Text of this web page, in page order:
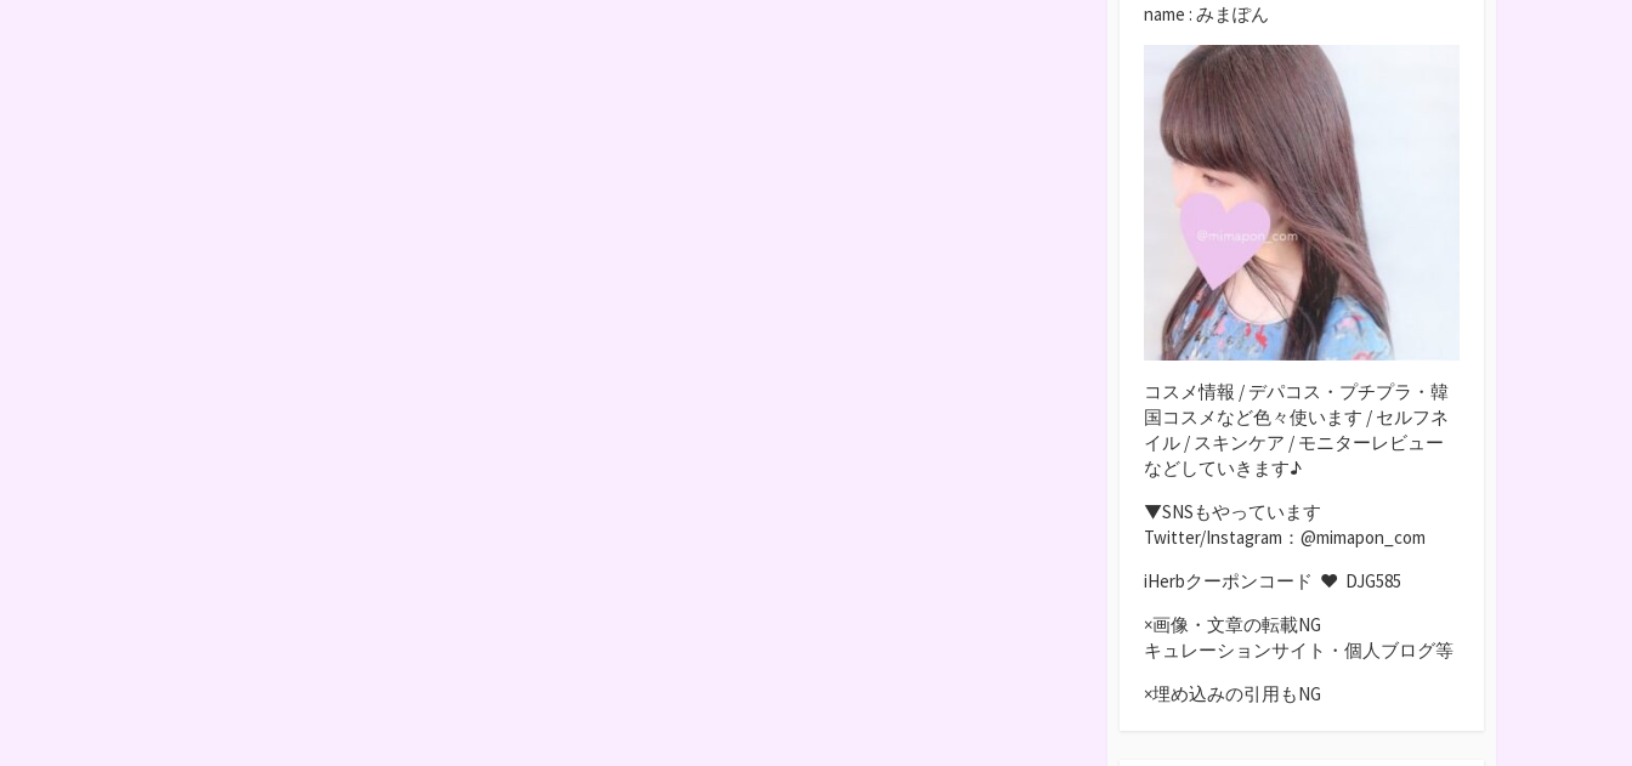
name : みまぽん
コスメ情報 / デパコス・プチプラ・韓
国コスメなど色々使います / セルフネ
イル / スキンケア / モニターレビュー
などしていきます♪
▼SNSもやっています
Twitter/Instagram：@mimapon_com
iHerbクーポンコード ♥ DJG585
×画像・文章の転載NG
キュレーションサイト・個人ブログ等
×埋め込みの引用もNG